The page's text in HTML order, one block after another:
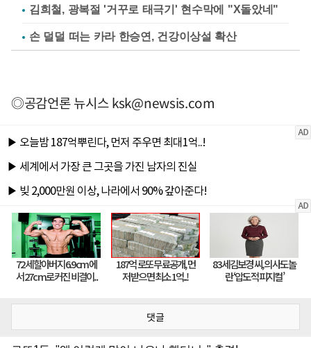
김희철, 광복절 '거꾸로 태극기' 현수막에 "X돌았네"
손 덜덜 떠는 카라 한승연, 건강이상설 확산
◎공감언론 뉴시스ksk@newsis.com
댓글